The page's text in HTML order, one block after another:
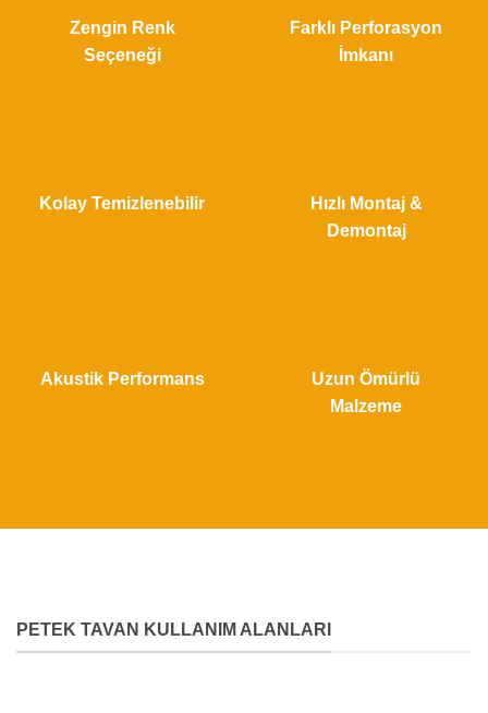
Zengin Renk
Seçeneği
Farklı Perforasyon
İmkanı
Kolay Temizlenebilir
Hızlı Montaj &
Demontaj
Akustik Performans
Uzun Ömürlü
Malzeme
PETEK TAVAN KULLANIM ALANLARI